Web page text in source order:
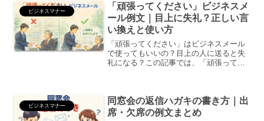
訃報LINEへの正し...
ビジネスマナー
「頑張ってください」ビジネスメ
ール例文｜目上に失礼？正しい言
い換えと使い方
「頑張ってください」はビジネスメール
で使ってもいいの？目上の人に送ると失
礼になる？この記事では、「頑張ってく
します。「頑張ってくだ...
ビジネスマナー
同窓会の返信ハガキの書き方｜出
席・欠席の例文まとめ